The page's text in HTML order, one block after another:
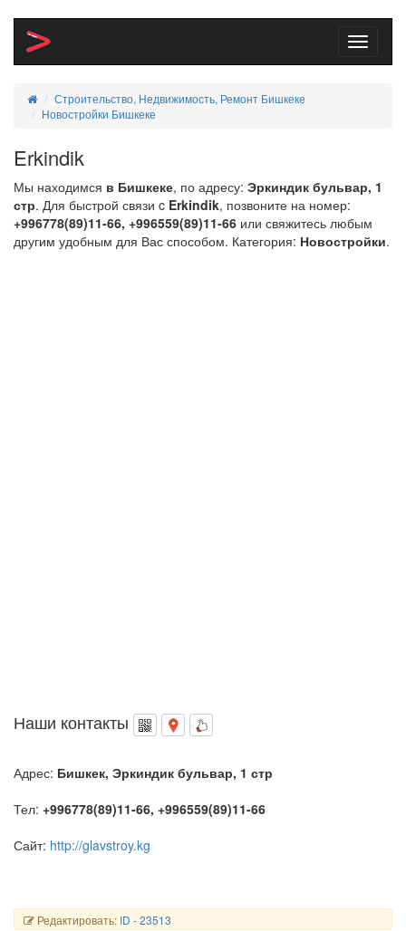
Toggle
Строительство, Недвижимость, Ремонт Бишкеке
Новостройки Бишкеке
Erkindik
Мы находимся в Бишкеке, по адресу: Эркиндик бульвар, 1
стр. Для быстрой связи c Erkindik, позвоните на номер:
+996778(89)11-66, +996559(89)11-66 или свяжитесь любым
другим удобным для Вас способом. Категория: Новостройки.
Наши контакты
Адрес: Бишкек, Эркиндик бульвар, 1 стр
Тел: +996778(89)11-66, +996559(89)11-66
Сайт: http://glavstroy.kg
Редактировать: ID - 23513